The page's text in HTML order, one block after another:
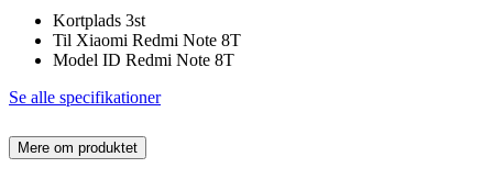
Kortplads 3st
Til Xiaomi Redmi Note 8T
Model ID Redmi Note 8T
Se alle specifikationer
Mere om produktet